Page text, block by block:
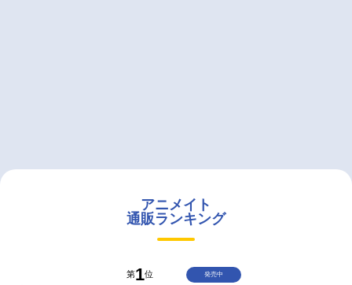
アニメイト
通販ランキング
第1位 発売中